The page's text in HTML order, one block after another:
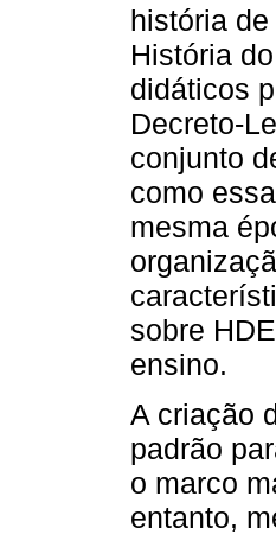
história
História
didáticos
Decreto-
conjunto
como
mesma
sobre
ensino.
A criação
padrão
o marco
entanto,